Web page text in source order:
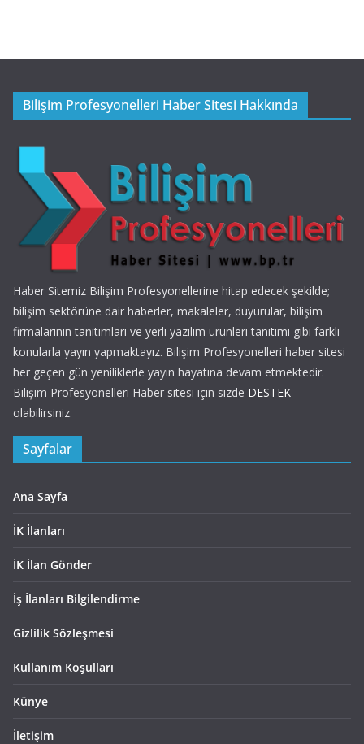
Bilişim Profesyonelleri Haber Sitesi Hakkında
Haber Sitemiz Bilişim Profesyonellerine hitap edecek şekilde;
bilişim sektörüne dair haberler, makaleler, duyurular, bilişim
firmalarının tanıtımları ve yerli yazılım ürünleri tanıtımı gibi farklı
konularla yayın yapmaktayız. Bilişim Profesyonelleri haber sitesi
her geçen gün yeniliklerle yayın hayatına devam etmektedir.
Bilişim Profesyonelleri Haber sitesi için sizde DESTEK
olabilirsiniz.
Sayfalar
Ana Sayfa
İK İlanları
İK İlan Gönder
İş İlanları Bilgilendirme
Gizlilik Sözleşmesi
Kullanım Koşulları
Künye
İletişim